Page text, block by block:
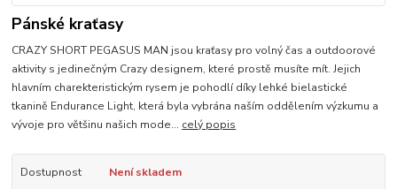
Pánské kraťasy
CRAZY SHORT PEGASUS MAN jsou kraťasy pro volný čas a outdoorové
aktivity s jedinečným Crazy designem, které prostě musíte mít. Jejich
hlavním charekteristickým rysem je pohodlí díky lehké bielastické
tkanině Endurance Light, která byla vybrána naším oddělením výzkumu a
vývoje pro většinu našich mode... celý popis
Dostupnost
Není skladem